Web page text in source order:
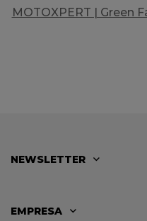
MOTOXPERT | Green
NEWSLETTER
EMPRESA